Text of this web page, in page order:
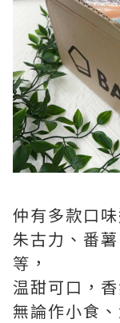
仲有多款口味
朱古力、番
等，
温甜可口，
無論作小食